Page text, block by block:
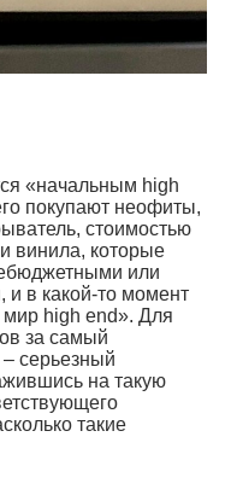
«начальным high
покупают неофиты,
стоимостью
винила, которые
или
в какой-то момент
high end». Для
за самый
серьезный
на такую
такие